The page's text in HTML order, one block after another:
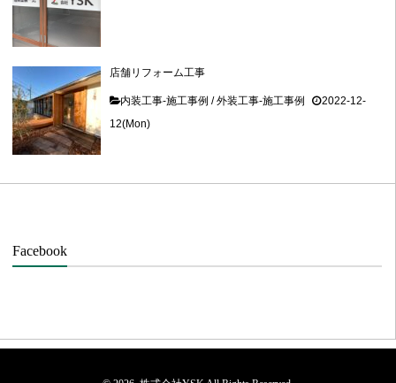
店舗リフォーム工事
内装工事-施工事例 /外装工事-施工事例
2022-12-
12(Mon)
Facebook